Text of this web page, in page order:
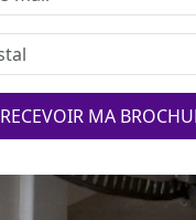
RECEVOIR MA